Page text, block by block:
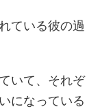
ている彼の過
いて、それぞ
になっている